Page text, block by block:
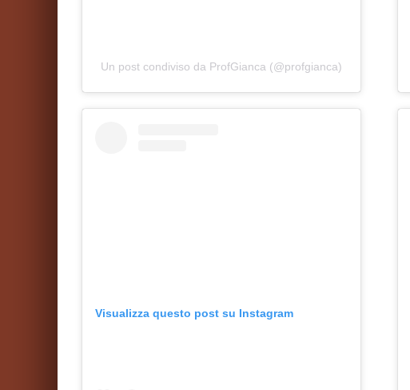
Un post condiviso da ProfGianca (@profgianca)
Visualizza questo post su Instagram